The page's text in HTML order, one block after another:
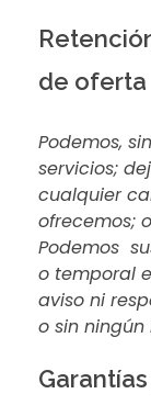
de oferta
Podemos,
servicios;
cualquier
ofrecemos;
Podemos
o temporal
aviso ni
o sin ningún